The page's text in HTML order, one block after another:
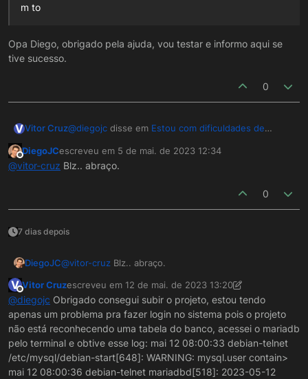
m to
Opa Diego, obrigado pela ajuda, vou testar e informo aqui se
tive sucesso.
0
VVitor Cruz@diegojc disse em Estou com dificuldades de
m to
informo aqui se tive sucesso.
Offline
DiegoJCescreveu em 5 de mai. de 2023 12:34
última edição por
@vitor-cruz Blz.. abraço.
0
7 dias depois
DiegoJC@vitor-cruz Blz.. abraço.
V
Offline
Vitor Cruzescreveu em 12 de mai. de 2023 13:20
última edição por Vitor Cruz5 de dez. de 2023 10:25
@diegojc Obrigado consegui subir o projeto, estou tendo
apenas um problema pra fazer login no sistema pois o projeto
não está reconhecendo uma tabela do banco, acessei o mariadb
pelo terminal e obtive esse log: mai 12 08:00:33 debian-telnet
/etc/mysql/debian-start[648]: WARNING: mysql.user contain>
mai 12 08:00:36 debian-telnet mariadbd[518]: 2023-05-12